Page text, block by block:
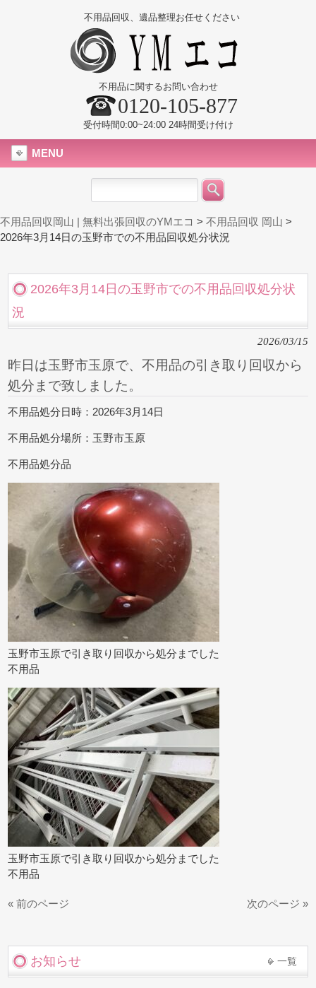
不用品回収、遺品整理お任せください
不用品に関するお問い合わせ
0120-105-877
受付時間0:00~24:00 24時間受け付け
MENU
不用品回収岡山 | 無料出張回収のYMエコ > 不用品回収 岡山 >
2026年3月14日の玉野市での不用品回収処分状況
2026年3月14日の玉野市での不用品回収処分状
況
2026/03/15
昨日は玉野市玉原で、不用品の引き取り回収から
処分まで致しました。
不用品処分日時：2026年3月14日
不用品処分場所：玉野市玉原
不用品処分品
玉野市玉原で引き取り回収から処分までした
不用品
玉野市玉原で引き取り回収から処分までした
不用品
« 前のページ 次のページ »
お知らせ 一覧